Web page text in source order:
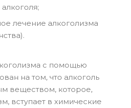
лечение алкоголизма
с помощью
на том, что алкоголь
веществом, которое,
вступает в химические